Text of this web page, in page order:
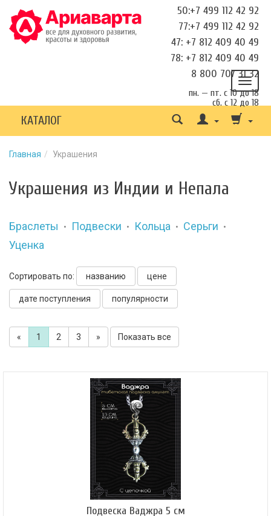
50:+7 499 112 42 92
77:+7 499 112 42 92
47: +7 812 409 40 49
78: +7 812 409 40 49
8 800 707 31 32
пн. — пт. с 10 до 18
сб. с 12 до 18
КАТАЛОГ
Главная Украшения
Украшения из Индии и Непала
Браслеты • Подвески • Кольца • Серьги •
Уценка
Сортировать по: названию цене
дате поступления популярности
« 1 2 3 » Показать все
Подвеска Ваджра 5 см